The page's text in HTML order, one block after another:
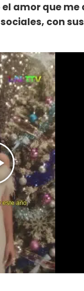
amor que me
con